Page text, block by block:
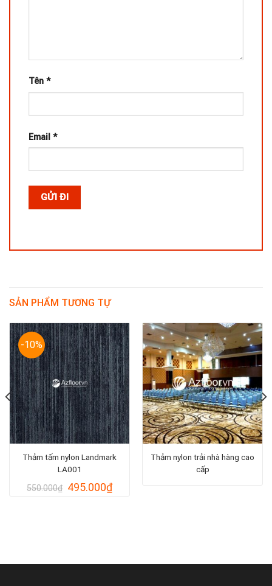
Tên *
Email *
SẢN PHẨM TƯƠNG TỰ
-10%
Thảm tấm nylon Landmark
LA001
550.000₫ Giá
495.000₫Giá
Thảm nylon trải nhà hàng cao
cấp